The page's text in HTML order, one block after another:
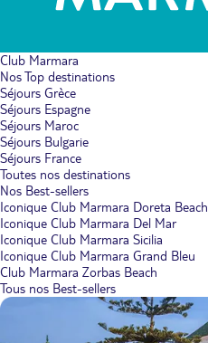
Club Marmara
Nos Top destinations
Séjours Grèce
Séjours Espagne
Séjours Maroc
Séjours Bulgarie
Séjours France
Toutes nos destinations
Nos Best-sellers
Iconique Club Marmara Doreta Beach
Iconique Club Marmara Del Mar
Iconique Club Marmara Sicilia
Iconique Club Marmara Grand Bleu
Club Marmara Zorbas Beach
Tous nos Best-sellers